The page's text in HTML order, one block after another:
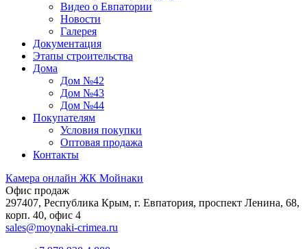
Видео о Евпатории
Новости
Галерея
Документация
Этапы строительства
Дома
Дом №42
Дом №43
Дом №44
Покупателям
Условия покупки
Оптовая продажа
Контакты
Камера онлайн ЖК Мойнаки
Офис продаж
297407, Республика Крым, г. Евпатория, проспект Ленина, 68,
корп. 40, офис 4
sales@moynaki-crimea.ru